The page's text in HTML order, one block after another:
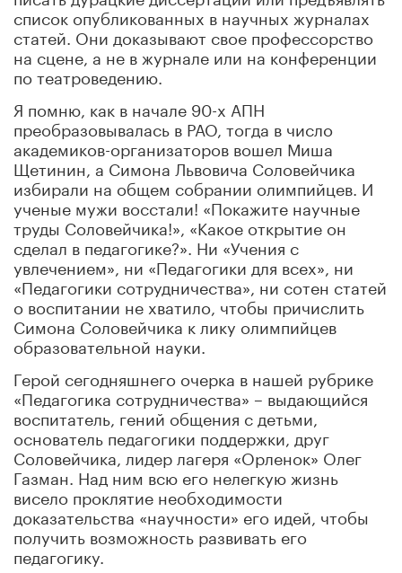
список опубликованных в научных журналах
статей. Они доказывают свое профессорство
на сцене, а не в журнале или на конференции
по театроведению.
Я помню, как в начале 90-х АПН
преобразовывалась в РАО, тогда в число
академиков-организаторов вошел Миша
Щетинин, а Симона Львовича Соловейчика
избирали на общем собрании олимпийцев. И
ученые мужи восстали! «Покажите научные
труды Соловейчика!», «Какое открытие он
сделал в педагогике?». Ни «Учения с
увлечением», ни «Педагогики для всех», ни
«Педагогики сотрудничества», ни сотен статей
о воспитании не хватило, чтобы причислить
Симона Соловейчика к лику олимпийцев
образовательной науки.
Герой сегодняшнего очерка в нашей рубрике
«Педагогика сотрудничества» – выдающийся
воспитатель, гений общения с детьми,
основатель педагогики поддержки, друг
Соловейчика, лидер лагеря «Орленок» Олег
Газман. Над ним всю его нелегкую жизнь
висело проклятие необходимости
доказательства «научности» его идей, чтобы
получить возможность развивать его
педагогику.